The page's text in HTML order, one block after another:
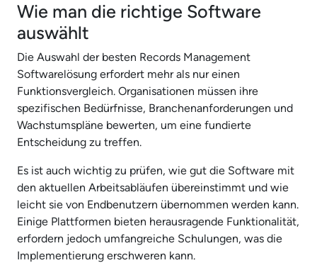
Wie man die richtige Software
auswählt
Die Auswahl der besten Records Management
Softwarelösung erfordert mehr als nur einen
Funktionsvergleich. Organisationen müssen ihre
spezifischen Bedürfnisse, Branchenanforderungen und
Wachstumspläne bewerten, um eine fundierte
Entscheidung zu treffen.
Es ist auch wichtig zu prüfen, wie gut die Software mit
den aktuellen Arbeitsabläufen übereinstimmt und wie
leicht sie von Endbenutzern übernommen werden kann.
Einige Plattformen bieten herausragende Funktionalität,
erfordern jedoch umfangreiche Schulungen, was die
Implementierung erschweren kann.